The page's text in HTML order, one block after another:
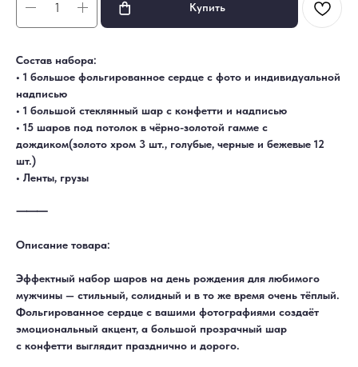
Купить
Состав набора:
• 1 большое фольгированное сердце с фото и индивидуальной
надписью
• 1 большой стеклянный шар с конфетти и надписью
• 15 шаров под потолок в чёрно-золотой гамме с
дождиком(золото хром 3 шт., голубые, черные и бежевые 12
шт.)
• Ленты, грузы
⸻
Описание товара:
Эффектный набор шаров на день рождения для любимого
мужчины — стильный, солидный и в то же время очень тёплый.
Фольгированное сердце с вашими фотографиями создаёт
эмоциональный акцент, а большой прозрачный шар
с конфетти выглядит празднично и дорого.
ДОСТАВКА
Ежедневно, круглосуточно
САМОВЫВОЗ
С 10:00 до 19:30
Для девушек Доставка и оплата